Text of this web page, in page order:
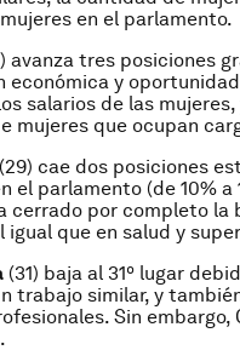
en el parlamento.
avanza tres posiciones
y
salarios de las
mujeres que ocupan
cae dos posiciones
el parlamento (de 10%
cerrado por completo la
igual que en salud y
(31) baja al 31º lugar
trabajo similar, y
Sin